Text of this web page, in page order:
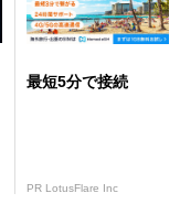
最短5分で接続
PR LotusFlare Inc